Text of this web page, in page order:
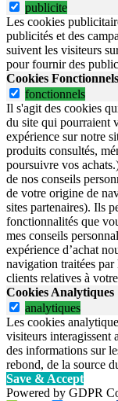
publicite
Les cookies
publicités et des
suivent les visiteurs
pour fournir des
Cookies Fonctionnels
fonctionnels
Il s'agit des cookies
du site qui pourraient
expérience sur notre
produits consultés,
poursuivre vos
de nos conseils
de votre origine de
sites partenaires). Ils
fonctionnalités que
mes conseils
expérience d’achat
navigation traitées par
clients relatives à
Cookies Analytiques
analytiques
Les cookies
visiteurs interagissent
des informations sur
rebond, de la source
Save & Accept
Powered by GDPR